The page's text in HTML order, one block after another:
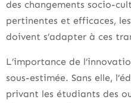
des changements socio-
pertinentes et efficaces,
doivent s’adapter à ces
L’importance de
sous-estimée. Sans elle,
privant les étudiants des